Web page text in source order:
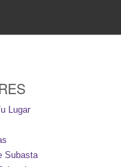
Lugar
Subasta